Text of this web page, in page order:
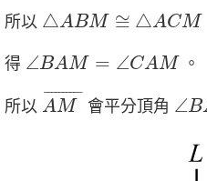
所以 △ABM ≅ △ACM
△ A BM≅△A C M
得 ∠BAM = ∠CAM
∠B A M= CAM 。
所以
¯¯¯¯¯¯¯¯¯¯
AM
AM¯
會平分頂角 ∠B
∠B